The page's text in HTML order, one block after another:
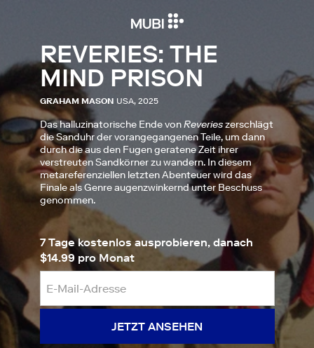
REVERIES: THE
MIND PRISON
GRAHAM MASON USA, 2025
Das halluzinatorische Ende vonReverieszerschlägt
die Sanduhr der vorangegangenen Teile, um dann
durch die aus den Fugen geratene Zeit ihrer
verstreuten Sandkörner zu wandern. In diesem
metareferenziellen letzten Abenteuer wird das
Finale als Genre augenzwinkernd unter Beschuss
genommen.
7 Tage kostenlos ausprobieren, danach
$14.99 pro Monat
JETZT ANSEHEN